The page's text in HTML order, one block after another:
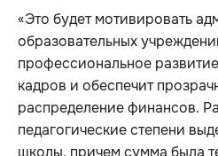
«Это будет мотивировать
образовательных
профессиональное
кадров и обеспечит
распределение финансов.
педагогические степени
школы, причем сумма была